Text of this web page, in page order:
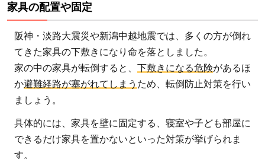
家具の配置や固定
阪神・淡路大震災や新潟中越地震では、多くの方が倒れ
てきた家具の下敷きになり命を落としました。
家の中の家具が転倒すると、 下敷きになる危険があるほ
か避難経路が塞がれてしまう ため、転倒防止対策を行い
ましょう。
具体的には、家具を壁に固定する、寝室や子ども部屋に
できるだけ家具を置かないといった対策が挙げられま
す。